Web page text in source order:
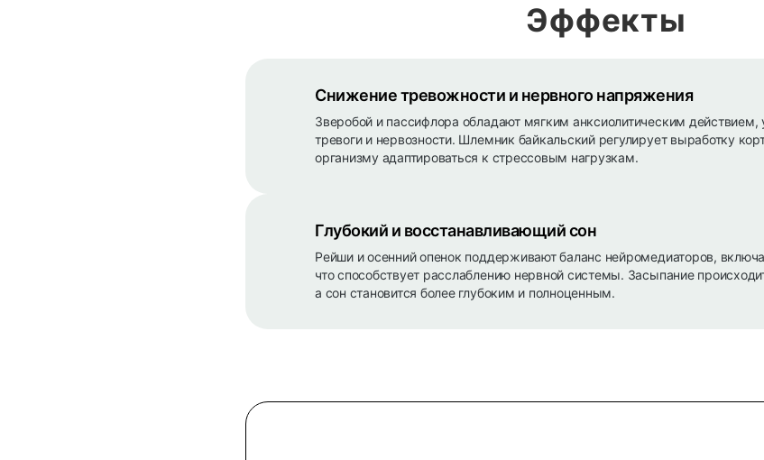
Эффекты
Снижение тревожности и нервного напряжения
Зверобой и пассифлора обладают мягким анксиолитическим
тревоги и нервозности. Шлемник байкальский регулирует выработку
организму адаптироваться к стрессовым нагрузкам.
Глубокий и восстанавливающий сон
Рейши и осенний опенок поддерживают баланс нейромедиаторов,
что способствует расслаблению нервной системы. Засыпание
а сон становится более глубоким и полноценным.